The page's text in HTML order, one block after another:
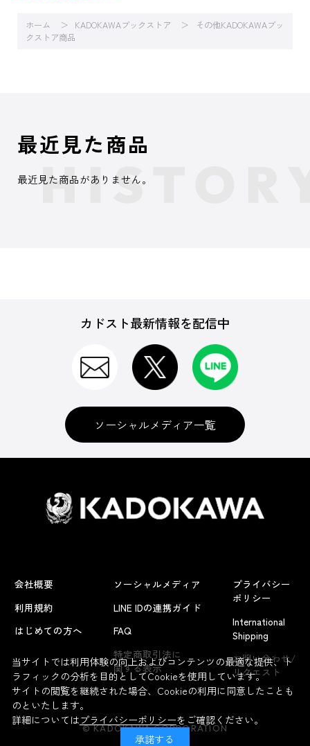
ホーム KADOKAWAブックストア
その他KADOKAWAブッ
クストア商品
よくあるお問い合わせ
最近見た商品
最近見た商品がありません。
カドスト最新情報を配信中
ソーシャルメディア一覧
会社概要
利用規約
はじめての方へ
ソーシャルメディア
LINE IDの連携ガイド
FAQ
特定商取引法に
関する表示
プライバシー
ポリシー
International
Shipping
お問い合わせ/
リクエスト
© KADOKAWA CORPORATION
当サイトでは利用体験の向上およびコンテンツの最適な提供、ト
ラフィックの分析を目的としてCookieを使用しています。
サイトの閲覧を継続された場合、Cookieの利用に同意したことも
のといたします。
詳細についてはプライバシーポリシーをご確認ください。
承諾する